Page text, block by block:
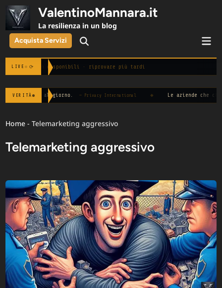
Skip
content
ValentinoMannara.it
La resilienza in un blog
Acquista Servizi Open
LIVE ⟳
Notizie non disponibili · riprovare più tardi
VERITÀ
volte al giorno. — Privacy International ◆ Le aziende che
Home -Telemarketing aggressivo
Telemarketing aggressivo